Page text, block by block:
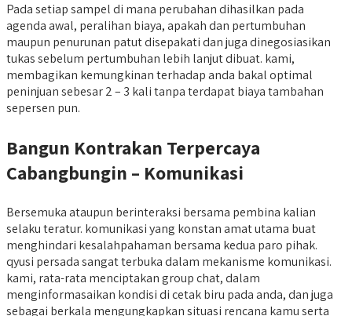
Pada setiap sampel di mana perubahan dihasilkan pada
agenda awal, peralihan biaya, apakah dan pertumbuhan
maupun penurunan patut disepakati dan juga dinegosiasikan
tukas sebelum pertumbuhan lebih lanjut dibuat. kami,
membagikan kemungkinan terhadap anda bakal optimal
peninjuan sebesar 2 – 3 kali tanpa terdapat biaya tambahan
sepersen pun.
Bangun Kontrakan Terpercaya
Cabangbungin – Komunikasi
Bersemuka ataupun berinteraksi bersama pembina kalian
selaku teratur. komunikasi yang konstan amat utama buat
menghindari kesalahpahaman bersama kedua paro pihak.
qyusi persada sangat terbuka dalam mekanisme komunikasi.
kami, rata-rata menciptakan group chat, dalam
menginformasaikan kondisi di cetak biru pada anda, dan juga
sebagai berkala mengungkapkan situasi rencana kamu serta